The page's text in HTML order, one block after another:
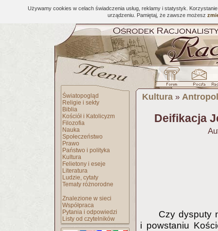
Używamy cookies w celach świadczenia usług, reklamy i statystyk.
urządzeniu. Pamiętaj, że zawsze możesz
Światopogląd
Religie i sekty
Biblia
Kościół i Katolicyzm
Filozofia
Nauka
Społeczeństwo
Prawo
Państwo i polityka
Kultura
Felietony i eseje
Literatura
Ludzie, cytaty
Tematy różnorodne
Znalezione w sieci
Współpraca
Pytania i odpowiedzi
Listy od czytelników
Kultura »
Deifikacja
Czy dysputy
i powstaniu